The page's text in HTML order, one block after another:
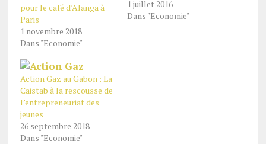
pour le café d’Alanga à
Paris
1 novembre 2018
Dans "Economie"
1 juillet 2016
Dans "Economie"
Action Gaz au Gabon : La
Caistab à la rescousse de
l’entrepreneuriat des
jeunes
26 septembre 2018
Dans "Economie"